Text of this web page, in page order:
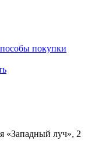
покупки
«Западный луч», 2